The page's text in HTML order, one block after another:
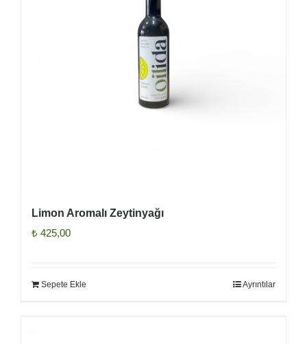
Limon Aromalı Zeytinyağı
₺ 425,00
Sepete Ekle Ayrıntılar